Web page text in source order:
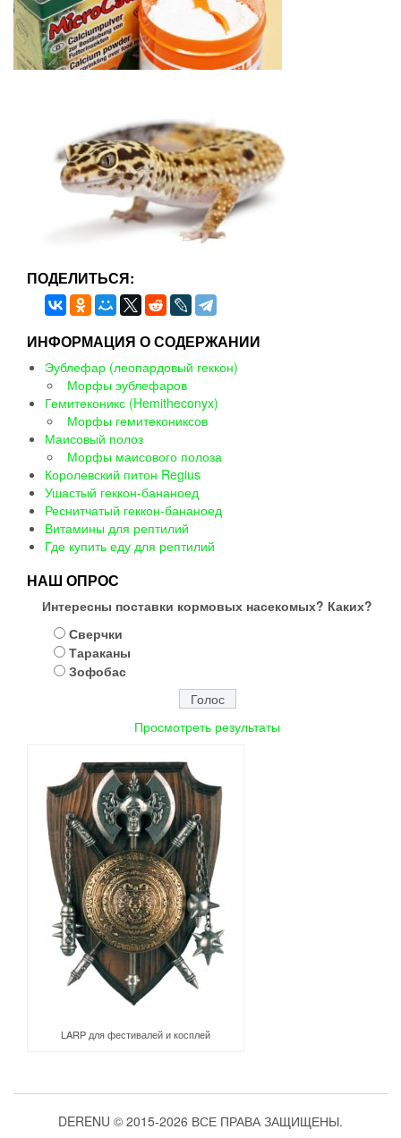
ПОДЕЛИТЬСЯ:
ИНФОРМАЦИЯ О СОДЕРЖАНИИ
Эублефар (леопардовый геккон)
Морфы эублефаров
Гемитеконикс (Hemitheconyx)
Морфы гемитекониксов
Маисовый полоз
Морфы маисового полоза
Королевский питон Regius
Ушастый геккон-бананоед
Реснитчатый геккон-бананоед
Витамины для рептилий
Где купить еду для рептилий
НАШ ОПРОС
Интересны поставки кормовых насекомых? Каких?
Сверчки
Тараканы
Зофобас
Просмотреть результаты
LARP для фестивалей и косплей
DERENU © 2015-2026 ВСЕ ПРАВА ЗАЩИЩЕНЫ.